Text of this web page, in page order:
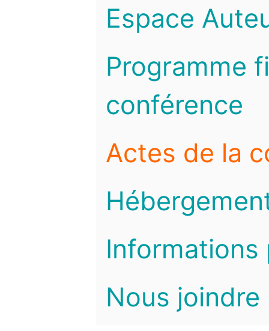
Espace
Programme
conférence
Actes de la
Informations
Nous joindre